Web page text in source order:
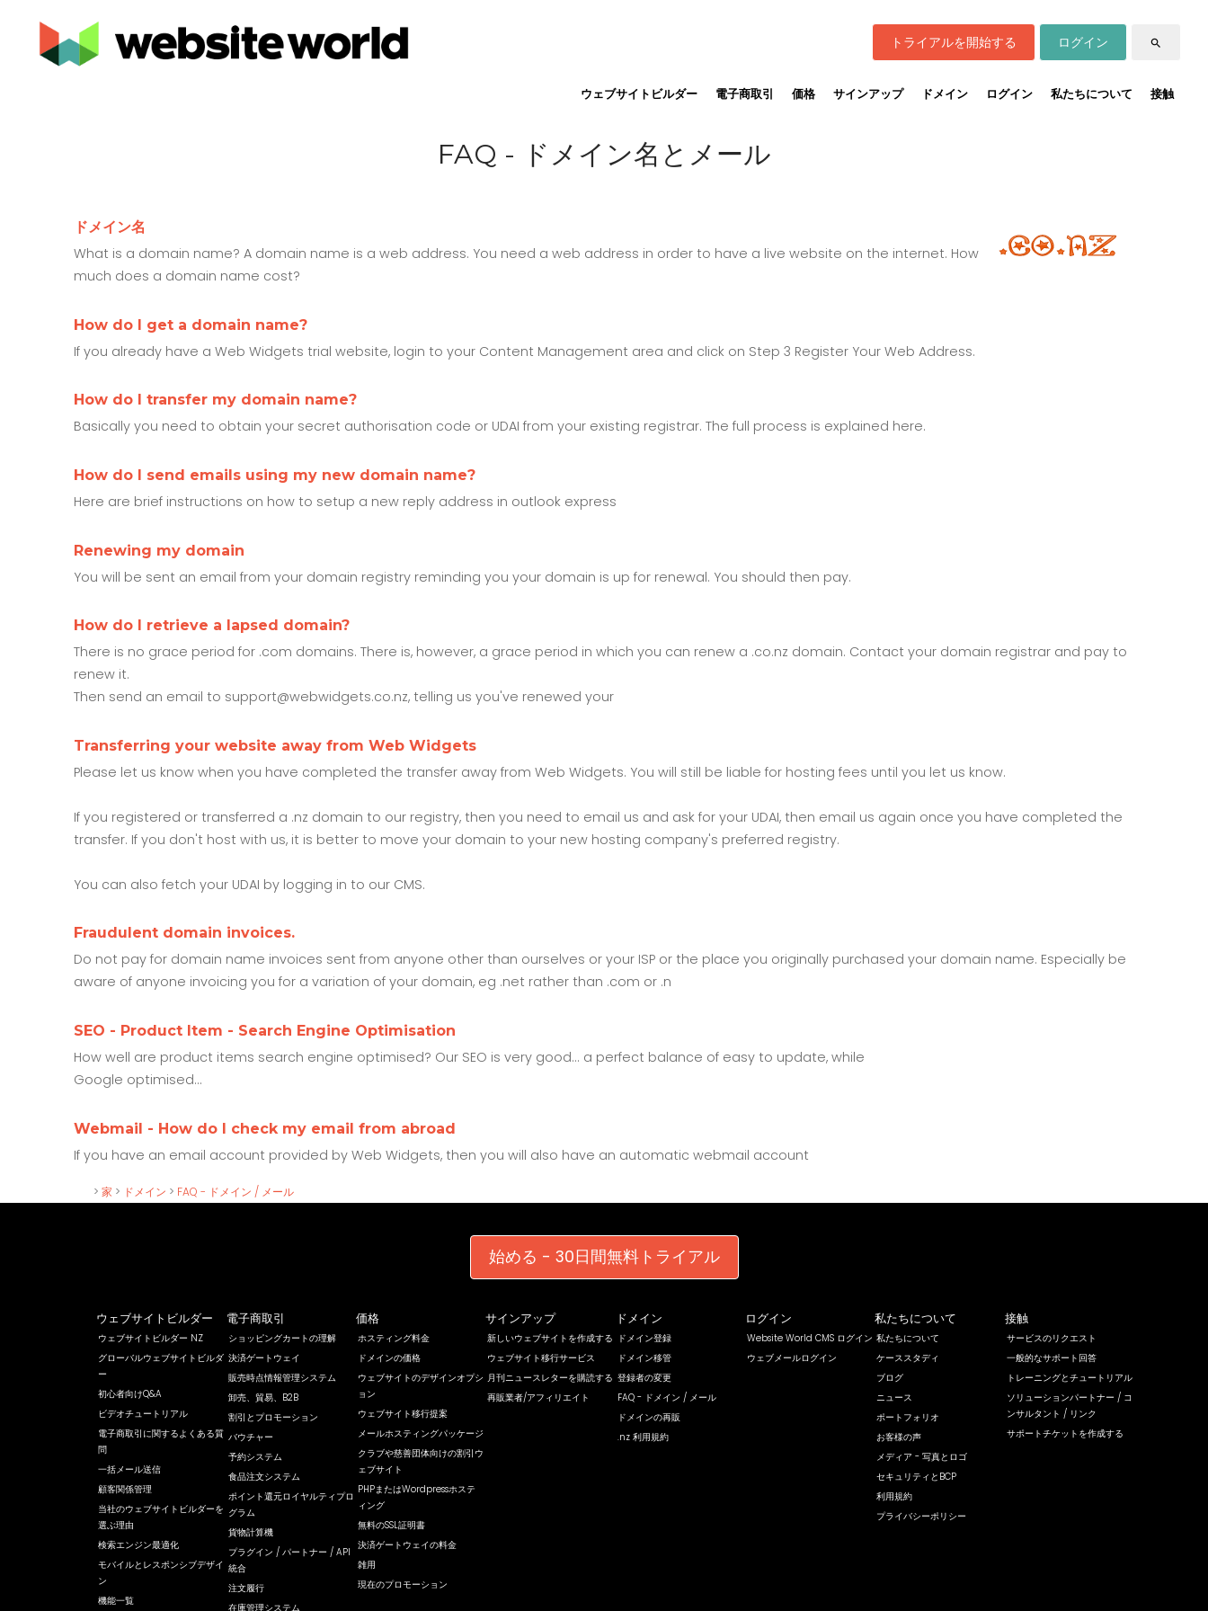
ウェブサイトビルダー 電子商取引 価格 サインアップ ドメイン ログイン 私たちについて 接触
トライアルを開始する ログイン search
FAQ - ドメイン名とメール
ドメイン名
What is a domain name? A domain name is a web address. You need a web address in order to have a live website on the internet. How
much does a domain name cost?
How do I get a domain name?
If you already have a Web Widgets trial website, login to your Content Management area and click on Step 3 Register Your Web Address.
How do I transfer my domain name?
Basically you need to obtain your secret authorisation code or UDAI from your existing registrar. The full process is explained here.
How do I send emails using my new domain name?
Here are brief instructions on how to setup a new reply address in outlook express
Renewing my domain
You will be sent an email from your domain registry reminding you your domain is up for renewal. You should then pay.
How do I retrieve a lapsed domain?
There is no grace period for .com domains. There is, however, a grace period in which you can renew a .co.nz domain. Contact your domain registrar and pay to
renew it.
Then send an email to support@webwidgets.co.nz, telling us you've renewed your
Transferring your website away from Web Widgets
Please let us know when you have completed the transfer away from Web Widgets. You will still be liable for hosting fees until you let us know.
If you registered or transferred a .nz domain to our registry, then you need to email us and ask for your UDAI, then email us again once you have completed the
transfer. If you don't host with us, it is better to move your domain to your new hosting company's preferred registry.
You can also fetch your UDAI by logging in to our CMS.
Fraudulent domain invoices.
Do not pay for domain name invoices sent from anyone other than ourselves or your ISP or the place you originally purchased your domain name. Especially be
aware of anyone invoicing you for a variation of your domain, eg .net rather than .com or .n
SEO - Product Item - Search Engine Optimisation
How well are product items search engine optimised? Our SEO is very good... a perfect balance of easy to update, while
Google optimised...
Webmail - How do I check my email from abroad
If you have an email account provided by Web Widgets, then you will also have an automatic webmail account
> 家 > ドメイン > FAQ - ドメイン / メール
始める - 30日間無料トライアル
ウェブサイトビルダー
ウェブサイトビルダー NZ
グローバルウェブサイトビルダ
ー
初心者向けQ&A
ビデオチュートリアル
電子商取引に関するよくある質
問
一括メール送信
顧客関係管理
当社のウェブサイトビルダーを
選ぶ理由
検索エンジン最適化
モバイルとレスポンシブデザイ
ン
機能一覧
電子商取引
ショッピングカートの理解
決済ゲートウェイ
販売時点情報管理システム
卸売、貿易、B2B
割引とプロモーション
バウチャー
予約システム
食品注文システム
ポイント還元ロイヤルティプロ
グラム
貨物計算機
プラグイン / パートナー / API
統合
注文履行
在庫管理システム
価格
ホスティング料金
ドメインの価格
ウェブサイトのデザインオプシ
ョン
ウェブサイト移行提案
メールホスティングパッケージ
クラブや慈善団体向けの割引ウ
ェブサイト
PHPまたはWordpressホステ
ィング
無料のSSL証明書
決済ゲートウェイの料金
雑用
現在のプロモーション
サインアップ
新しいウェブサイトを作成する
ウェブサイト移行サービス
月刊ニュースレターを購読する
再販業者/アフィリエイト
ドメイン
ドメイン登録
ドメイン移管
登録者の変更
FAQ - ドメイン / メール
ドメインの再販
.nz 利用規約
ログイン
Website World CMS ログイン
ウェブメールログイン
私たちについて
私たちについて
ケーススタディ
ブログ
ニュース
ポートフォリオ
お客様の声
メディア - 写真とロゴ
セキュリティとBCP
利用規約
プライバシーポリシー
接触
サービスのリクエスト
一般的なサポート回答
トレーニングとチュートリアル
ソリューションパートナー / コ
ンサルタント / リンク
サポートチケットを作成する